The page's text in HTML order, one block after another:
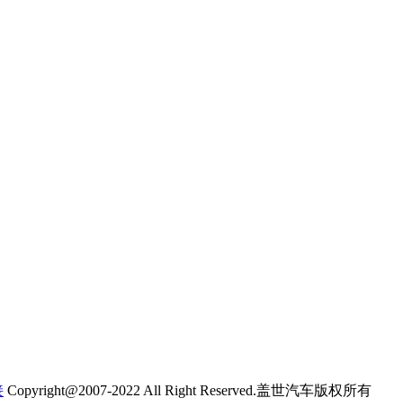
Copyright@2007-2022 All Right Reserved.盖世汽车版权所有